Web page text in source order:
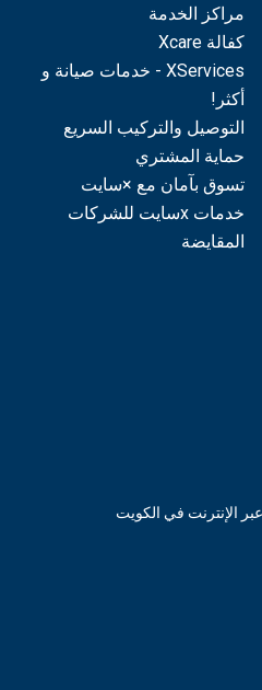
مراكز الخدمة
كفالة Xcare
XServices - خدمات صيانة و
أكثر!
التوصيل والتركيب السريع
حماية المشتري
تسوق بآمان مع ×سايت
خدمات xسايت للشركات
المقايضة
الإنترنت في الكويت